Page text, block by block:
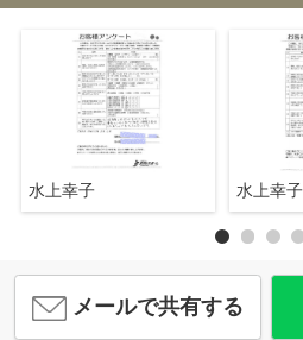
水上幸子 水上幸子
メールで共有する